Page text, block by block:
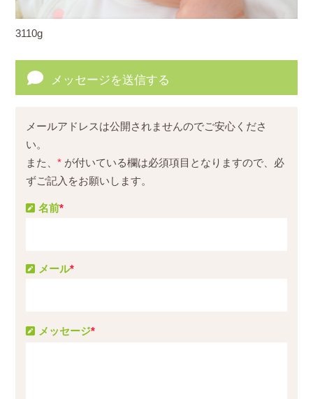
3110g
メッセージを送信する
メールアドレスは公開されませんのでご安心くださ
い。
また、* が付いている欄は必須項目となりますので、必
ずご記入をお願いします。
メッセージ*
名前*
メール*